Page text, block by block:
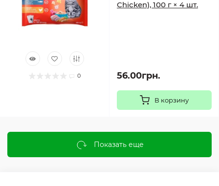
0
Chicken), 100 г × 4 шт.
56.00грн.
В корзину
Показать еще